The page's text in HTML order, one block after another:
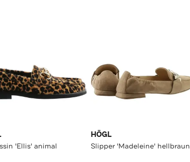
'Ellis' animal
HÖGL
Slipper 'Madeleine' hellbraun